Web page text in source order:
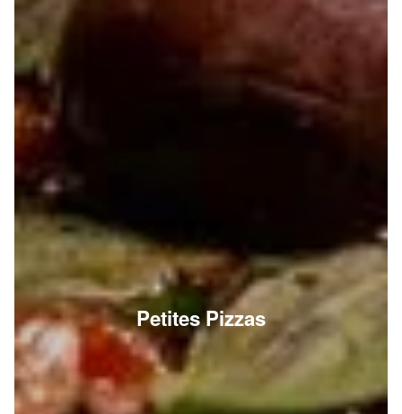
Petites Pizzas